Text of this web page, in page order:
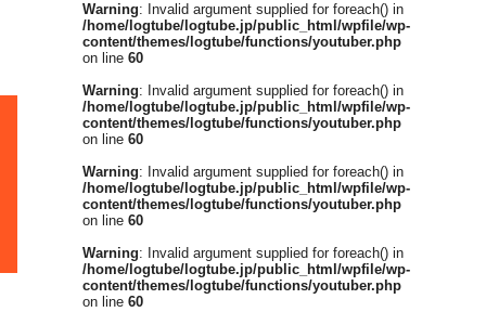
Warning: Invalid argument supplied for foreach() in
/home/logtube/logtube.jp/public_html/wpfile/wp-
content/themes/logtube/functions/youtuber.php
on line 60
Warning: Invalid argument supplied for foreach() in
/home/logtube/logtube.jp/public_html/wpfile/wp-
content/themes/logtube/functions/youtuber.php
on line 60
Warning: Invalid argument supplied for foreach() in
/home/logtube/logtube.jp/public_html/wpfile/wp-
content/themes/logtube/functions/youtuber.php
on line 60
Warning: Invalid argument supplied for foreach() in
/home/logtube/logtube.jp/public_html/wpfile/wp-
content/themes/logtube/functions/youtuber.php
on line 60